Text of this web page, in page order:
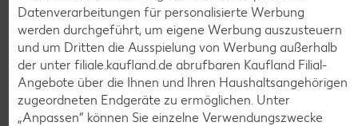
Bioland frische Vollmilch,
3,8 % Fett
je 1-l-Packg.
nur
1.59
nur
1.29
Datenverarbeitungen für personalisierte Werbung
werden durchgeführt, um eigene Werbung auszusteuern
und um Dritten die Ausspielung von Werbung außerhalb
der unter filiale.kaufland.de abrufbaren Kaufland Filial-
Angebote über die Ihnen und Ihren Haushaltsangehörigen
zugeordneten Endgeräte zu ermöglichen. Unter
„Anpassen“ können Sie einzelne Verwendungszwecke